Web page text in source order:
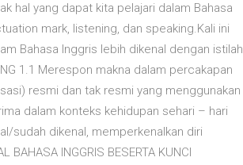
hal yang dapat kita pelajari dalam Bahasa
mark, listening, dan speaking.Kali ini
Bahasa Inggris lebih dikenal dengan istilah
1.1 Merespon makna dalam percakapan
resmi dan tak resmi yang menggunakan
dalam konteks kehidupan sehari – hari
sudah dikenal, memperkenalkan diri
INGGRIS BESERTA KUNCI